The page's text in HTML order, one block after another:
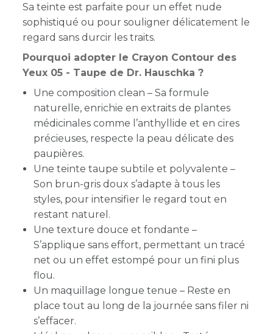
Sa teinte est parfaite pour un effet nude
sophistiqué ou pour souligner délicatement le
regard sans durcir les traits.
Pourquoi adopter le Crayon Contour des
Yeux 05 - Taupe de Dr. Hauschka ?
Une composition clean – Sa formule
naturelle, enrichie en extraits de plantes
médicinales comme l’anthyllide et en cires
précieuses, respecte la peau délicate des
paupières.
Une teinte taupe subtile et polyvalente –
Son brun-gris doux s’adapte à tous les
styles, pour intensifier le regard tout en
restant naturel.
Une texture douce et fondante –
S’applique sans effort, permettant un tracé
net ou un effet estompé pour un fini plus
flou.
Un maquillage longue tenue – Reste en
place tout au long de la journée sans filer ni
s’effacer.